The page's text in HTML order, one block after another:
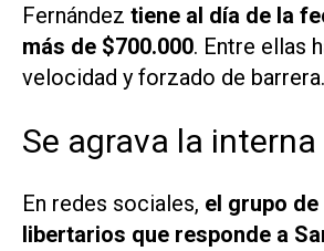
Fernández tiene al día de la
más de $700.000. Entre ellas
velocidad y forzado de barrera.
Se agrava la interna
En redes sociales, el grupo
libertarios que responde a